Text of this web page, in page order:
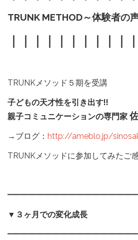
TRUNK METHOD～体験者の
TRUNKメソッド５期を受講
子どもの天才性を引き出す!!
親子コミュニケーションの専門家
→ブログ： http://ameblo.jp/
TRUNKメソッドに参加してみたご
▼３ヶ月での変化成長